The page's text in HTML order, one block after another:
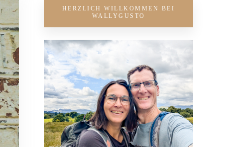
HERZLICH WILLKOMMEN BEI
WALLYGUSTO